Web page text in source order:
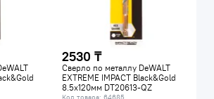
2530 ₸
Сверло по металлу DeWALT
EXTREME IMPACT Black&Gold
8.5х120мм DT20613-QZ